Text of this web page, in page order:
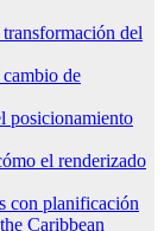
del
cambio de
posicionamiento
el renderizado
con planificación
Caribbean